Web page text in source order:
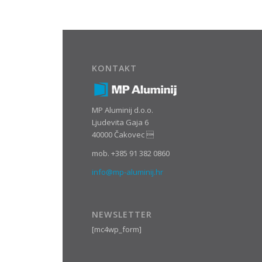
KONTAKT
MP Aluminij d.o.o.
Ljudevita Gaja 6
40000 Čakovec 
mob. +385 91 382 0860
info@mp-aluminij.hr
NEWSLETTER
[mc4wp_form]